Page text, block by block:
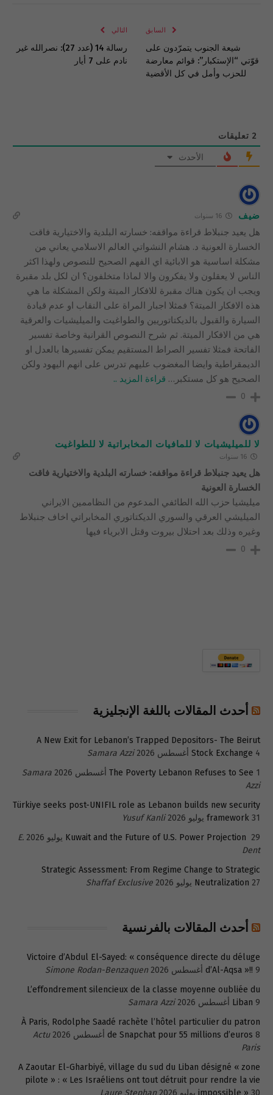
السابق
شيعة الجنوب يتمرّدون على
قوّتي “الإستكبار”: قوائم معارضة
للحزب وأمل في كل الأقضية
التالي
رسالة 14 (عدد 27): نصرالله غير
نادم على 7 أيار
2 تعليقات
الأحدث
ضيف 16 سنوات
هل يعيد جنبلاط قراءة مواقفه: خسارته البلدية والاختيارية فاقت
الخسارة العونية د. هشام النشواتي العالم الاسلامي يعاني من
مشكلة اساسية هو الابائية اي الفهم الصحيح للنصوص ولهذا اكثر
الناس لا يعقلون ولا يفكرون والا لماذا متخلفون؟ ان لكل بلد مقبرة
ويجب ان يكون هناك مقبرة للافكار الميتة ولكن المشكلة ما هي
هذه الافكار الميتة؟ فمثلا اجبار المراة على النقاب او عدم قيادة
السيارة والقبول بالديكتاتوريين والطواغيت والميليشيات والعرقية
هي من الافكار الميتة. ثم شرح النصوص القرانية وخاصة تفسير
الفاتحة فمثلا تفسير الصراط المستقيم يمكن تفسيرها بالعدل او
الديمقراطية وايضا المغضوب عليهم تدرس على انهم اليهود ولكن
الصحيح هو كل مستكبر … قراءة المزيد ..
0
لا للميليشيات لا للمافيات المخابراتية لا للطواغيت
16 سنوات
هل يعيد جنبلاط قراءة مواقفه: خسارته البلدية والاختيارية فاقت
الخسارة العونية
ميليشيا حزب الله الطائفي المدعوم من النظاممين الايراني
الميليشي العرقي والسوري الديكتاتوري المخابراتي اخاف جنبلاط
وغيره وذلك بعد احتلال بيروت وقتل الابرياء فيها
0
أحدث المقالات باللغة الإنجليزية
A New Exit for Lebanon’s Trapped Depositors- The Beirut
Stock Exchange 4 أغسطس 2026
Samara Azzi
The Poverty Lebanon Refuses to See 1 أغسطس 2026
Samara
Azzi
Türkiye seeks post-UNIFIL role as Lebanon builds new security
framework 31 يوليو 2026
Yusuf Kanli
Kuwait and the Future of U.S. Power Projection 29 يوليو 2026
E.
Dent
Strategic Assessment: From Regime Change to Strategic
Neutralization 27 يوليو 2026 Shaffaf Exclusive
أحدث المقالات بالفرنسية
Victoire d’Abdul El-Sayed: « conséquence directe du déluge
d’Al-Aqsa »!! 9 أغسطس 2026
Simone Rodan-Benzaquen
L’effondrement silencieux de la classe moyenne oubliée du
Liban 9 أغسطس 2026
Samara Azzi
À Paris, Rodolphe Saadé rachète l’hôtel particulier du patron
de Snapchat pour 55 millions d’euros 8 أغسطس 2026
Actu
Paris
A Zaoutar El-Gharbiyé, village du sud du Liban désigné « zone
pilote » : « Les Israéliens ont tout détruit pour rendre la vie